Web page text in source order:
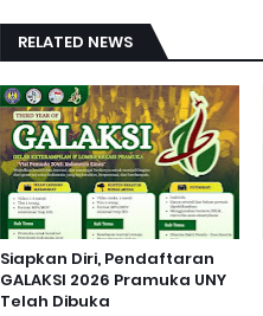
RELATED NEWS
Siapkan Diri, Pendaftaran
GALAKSI 2026 Pramuka UNY
Telah Dibuka